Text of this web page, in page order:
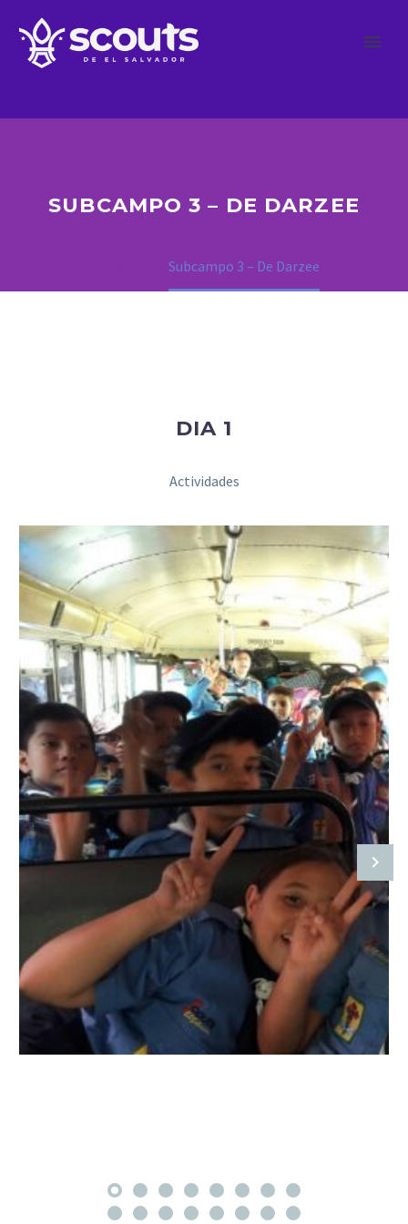
SUBCAMPO 3 – DE DARZEE
Subcampo 3 – De Darzee
DIA 1
Actividades